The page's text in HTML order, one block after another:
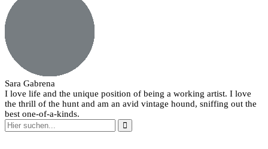
Sara Gabrena
I love life and the unique position of being a working artist. I love
the thrill of the hunt and am an avid vintage hound, sniffing out the
best one-of-a-kinds.